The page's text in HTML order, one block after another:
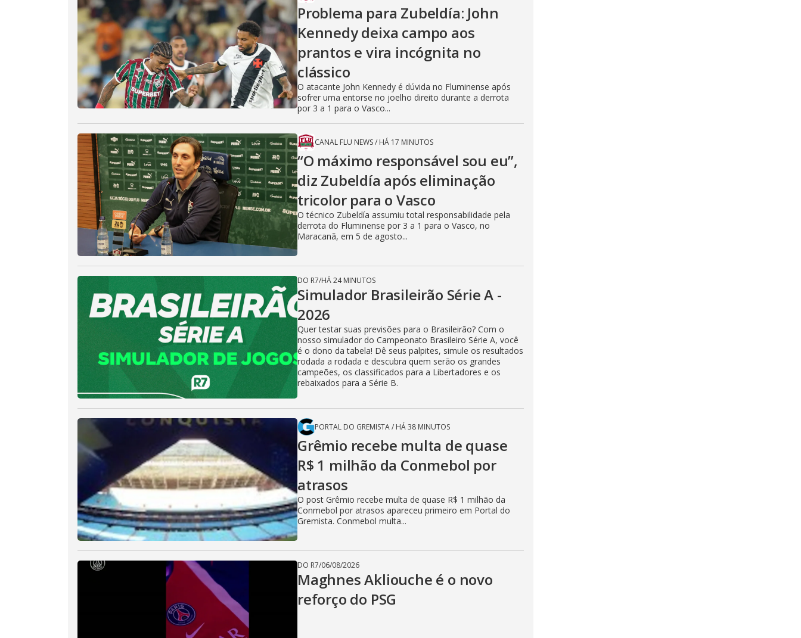
Problema para Zubeldía: John
Kennedy deixa campo aos
prantos e vira incógnita no
clássico
O atacante John Kennedy é dúvida no Fluminense após
sofrer uma entorse no joelho direito durante a derrota
por 3 a 1 para o Vasco...
CANAL FLU NEWS/ HÁ 17 MINUTOS
“O máximo responsável sou eu”,
diz Zubeldía após eliminação
tricolor para o Vasco
O técnico Zubeldía assumiu total responsabilidade pela
derrota do Fluminense por 3 a 1 para o Vasco, no
Maracanã, em 5 de agosto...
DO R7/HÁ 24 MINUTOS
Simulador Brasileirão Série A -
2026
Quer testar suas previsões para o Brasileirão? Com o
nosso simulador do Campeonato Brasileiro Série A, você
é o dono da tabela! Dê seus palpites, simule os resultados
rodada a rodada e descubra quem serão os grandes
campeões, os classificados para a Libertadores e os
rebaixados para a Série B.
PORTAL DO GREMISTA/ HÁ 38 MINUTOS
Grêmio recebe multa de quase
R$ 1 milhão da Conmebol por
atrasos
O post Grêmio recebe multa de quase R$ 1 milhão da
Conmebol por atrasos apareceu primeiro em Portal do
Gremista. Conmebol multa...
DO R7/06/08/2026
Maghnes Akliouche é o novo
reforço do PSG